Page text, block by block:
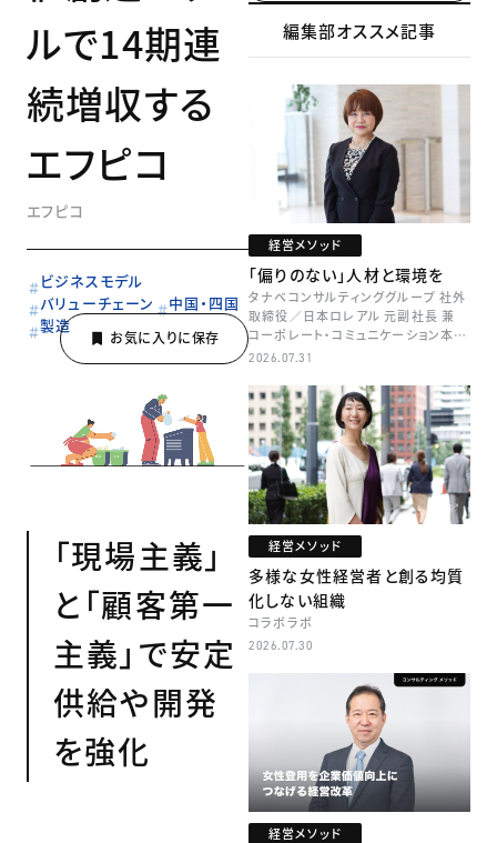
ルで14期連
続増収する
エフピコ
エフピコ
ビジネスモデル
バリューチェーン
中国・四国
製造
「現場主義」
と「顧客第一
主義」で安定
供給や開発
を強化
編集部オススメ記事
経営メソッド
「偏りのない」人材と環境を
タナベコンサルティンググループ 社外
取締役／日本ロレアル 元副社長 兼
コーポレート・コミュニケーション本部
本部長／キャリアコンサルタント 井村
2026.07.31
経営メソッド
多様な女性経営者と創る均質
化しない組織
コラボラボ
2026.07.30
経営メソッド